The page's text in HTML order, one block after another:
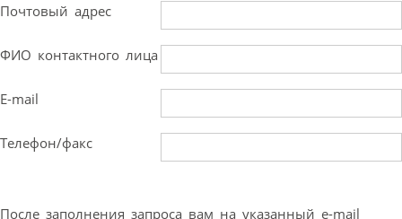
Почтовый адрес
ФИО контактного лица
E-mail
Телефон/факс
После заполнения запроса вам на указанный e-mail